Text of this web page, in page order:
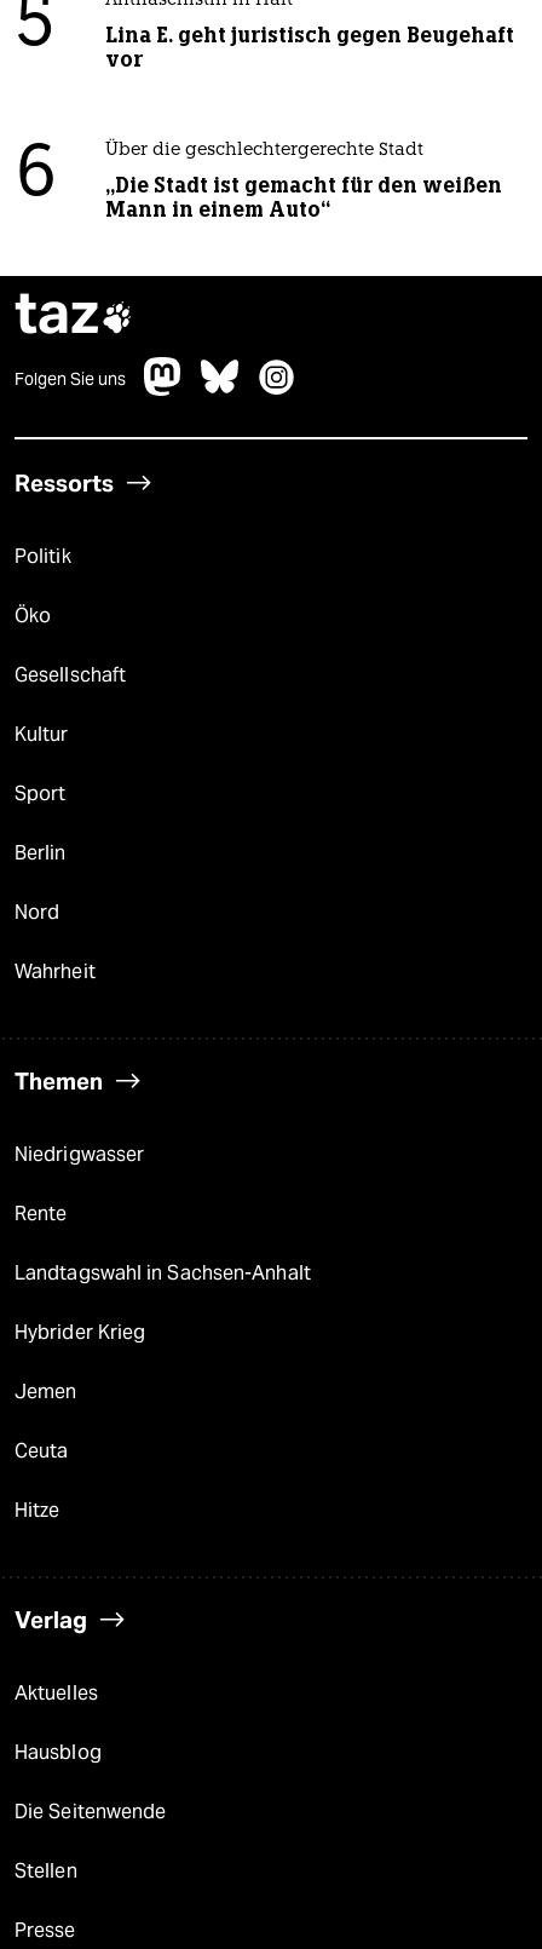
5
Lina E. geht juristisch gegen Beugehaft
vor
6 Über die geschlechtergerechte Stadt
„Die Stadt ist gemacht für den weißen
Mann in einem Auto“
taz
Folgen Sie uns
Ressorts
Politik
Öko
Gesellschaft
Kultur
Sport
Berlin
Nord
Wahrheit
Themen
Niedrigwasser
Rente
Landtagswahl in Sachsen-Anhalt
Hybrider Krieg
Jemen
Ceuta
Hitze
Verlag
Aktuelles
Hausblog
Die Seitenwende
Stellen
Presse